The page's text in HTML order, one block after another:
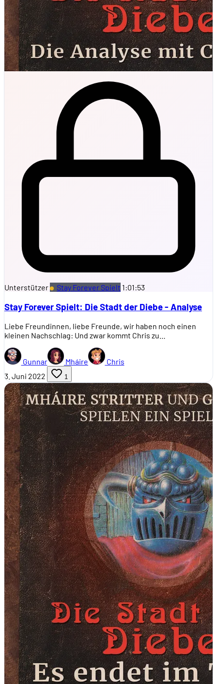
Unterstützer Stay Forever Spielt 1:01:53
Stay Forever Spielt: Die Stadt der Diebe - Analyse
Liebe Freundinnen, liebe Freunde, wir haben noch einen
kleinen Nachschlag: Und zwar kommt Chris zu…
Gunnar Mháire
Chris
3. Juni 2022
1